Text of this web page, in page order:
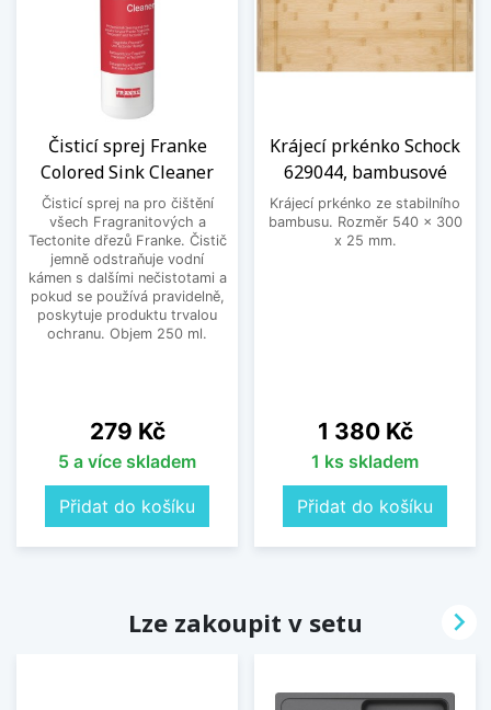
Čisticí sprej Franke
Colored Sink Cleaner
Čisticí sprej na pro čištění
všech Fragranitových a
Tectonite dřezů Franke. Čistič
jemně odstraňuje vodní
kámen s dalšími nečistotami a
pokud se používá pravidelně,
poskytuje produktu trvalou
ochranu. Objem 250 ml.
Cena
279 Kč
5 a více skladem
Přidat do košíku
Krájecí prkénko Schock
629044, bambusové
Krájecí prkénko ze stabilního
bambusu. Rozměr 540 x 300
x 25 mm.
Cena
1 380 Kč
1 ks skladem
Přidat do košíku
Lze zakoupit v setu 